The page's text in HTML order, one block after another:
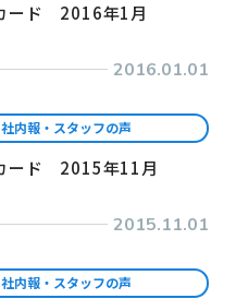
ード 2016年1月
2016.01.01
社内報・スタッフの声
ード 2015年11月
2015.11.01
社内報・スタッフの声